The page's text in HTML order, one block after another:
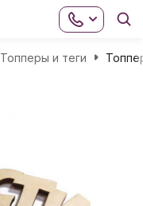
Топперы и теги